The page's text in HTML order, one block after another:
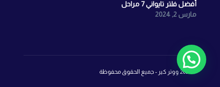
أفضل فلتر تايواني 7 مراحل
مارس 2, 2024
©2026 ووتر كير - جميع الحقوق محفوظة